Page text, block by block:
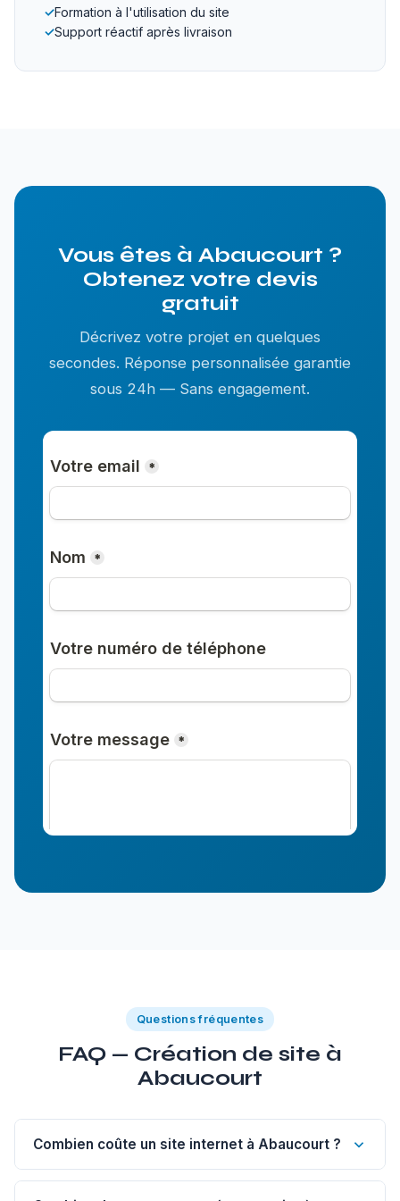
✓Formation à l'utilisation du site
✓Support réactif après livraison
Vous êtes à Abaucourt ?
Obtenez votre devis
gratuit
Décrivez votre projet en quelques
secondes. Réponse personnalisée garantie
sous 24h — Sans engagement.
Questions fréquentes
FAQ — Création de site à
Abaucourt
Combien coûte un site internet à Abaucourt ?
Un site vitrine de 1 à 5 pages à Abaucourt commence à